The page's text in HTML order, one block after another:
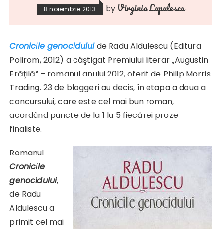
8 noiembrie 2013 by Virginia Lupulescu
Cronicile genociduluide Radu Aldulescu (Editura
Polirom, 2012) a câştigat Premiului literar „Augustin
Frăţilă” – romanul anului 2012, oferit de Philip Morris
Trading. 23 de bloggeri au decis, în etapa a doua a
concursului, care este cel mai bun roman,
acordând puncte de la 1 la 5 fiecărei proze
finaliste.
Romanul
Cronicile
genocidului,
de Radu
Aldulescu a
primit cel mai